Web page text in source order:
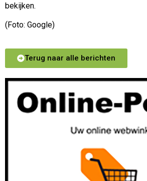
bekijken.
(Foto: Google)
Terug naar alle berichten